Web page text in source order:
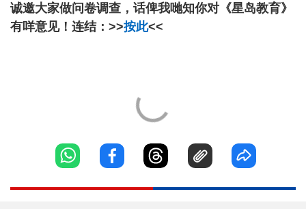
诚邀大家做问卷调查，话俾我哋知你对《星岛教育》
有咩意见！连结：>>按此<<